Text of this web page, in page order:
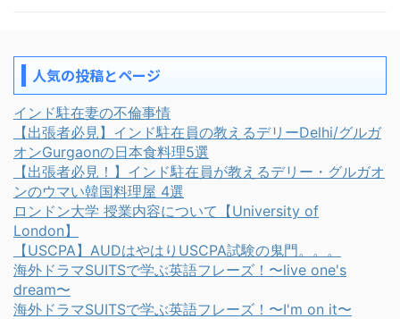
人気の投稿とページ
インド駐在妻の不倫事情
【出張者必見】インド駐在員の教えるデリーDelhi/グルガ
オンGurgaonの日本食料理5選
【出張者必見！】インド駐在員が教えるデリー・グルガオ
ンのウマい韓国料理屋 4選
ロンドン大学 授業内容について【University of
London】
【USCPA】AUDはやはりUSCPA試験の鬼門。。。
海外ドラマSUITSで学ぶ英語フレーズ！〜live one's
dream〜
海外ドラマSUITSで学ぶ英語フレーズ！〜I'm on it〜